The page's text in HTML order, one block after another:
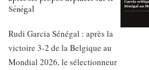
Sénégal
Rudi Garcia Sénégal : après la
victoire 3-2 de la Belgique au
Mondial 2026, le sélectionneur